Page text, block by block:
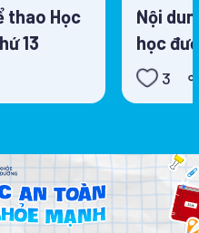
thao Học
13
Nội
học
3